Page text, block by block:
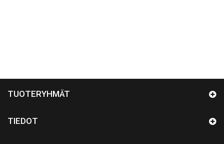
TUOTERYHMÄT
TIEDOT